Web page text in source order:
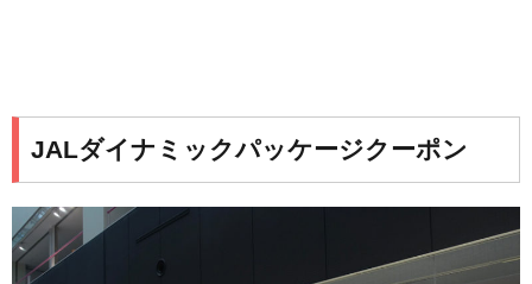
JALダイナミックパッケージクーポン